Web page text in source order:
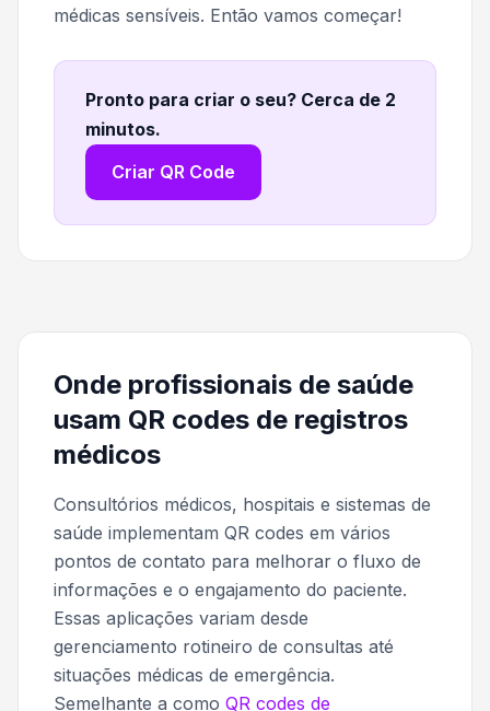
médicas sensíveis. Então vamos começar!
Pronto para criar o seu? Cerca de 2
minutos.
Criar QR Code
Onde profissionais de saúde
usam QR codes de registros
médicos
Consultórios médicos, hospitais e sistemas de
saúde implementam QR codes em vários
pontos de contato para melhorar o fluxo de
informações e o engajamento do paciente.
Essas aplicações variam desde
gerenciamento rotineiro de consultas até
situações médicas de emergência.
Semelhante a como QR codes de